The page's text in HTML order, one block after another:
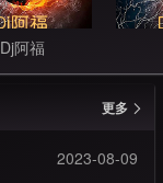
Dj阿福
更多
2023-08-09